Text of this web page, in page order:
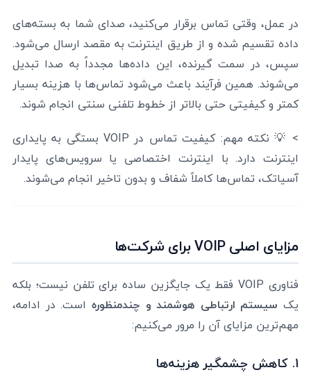
در عمل، وقتی تماس برقرار می‌کنید، صدای شما به بسته‌های
داده تقسیم شده و از طریق اینترنت به مقصد ارسال می‌شود.
سپس، در سمت گیرنده، این داده‌ها مجدداً به صدا تبدیل
می‌شوند. همین فرآیند باعث می‌شود تماس‌ها با هزینه بسیار
کمتر و کیفیتی حتی بالاتر از خطوط تلفنی سنتی انجام شوند.
> 💡 نکته مهم: کیفیت تماس در VOIP بستگی به پایداری
اینترنت دارد. با اینترنت اختصاصی یا سرویس‌های پایدار
آسیاتک، تماس‌ها کاملاً شفاف و بدون تاخیر انجام می‌شوند.
مزایای اصلی VOIP برای شرکت‌ها
فناوری VOIP فقط یک جایگزین ساده برای تلفن نیست؛ بلکه
یک سیستم ارتباطی هوشمند و چندمنظوره است. در ادامه،
مهم‌ترین مزایای آن را مرور می‌کنیم:
1. کاهش چشمگیر هزینه‌ها